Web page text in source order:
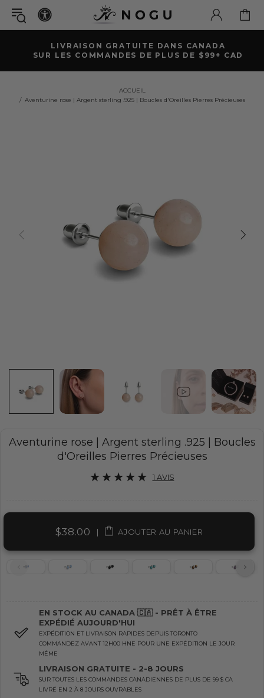
LIVRAISON GRATUITE DANS CANADA
SUR LES COMMANDES DE PLUS DE $99+ CAD
ACCUEIL
Aventurine rose | Argent sterling .925 | Boucles d'Oreilles Pierres Précieuses
Aventurine rose | Argent sterling .925 | Boucles
d'Oreilles Pierres Précieuses
1 AVIS
$38.00 | AJOUTER AU PANIER
EN STOCK AU CANADA 🇨🇦 - PRÊT À ÊTRE
EXPÉDIÉ AUJOURD'HUI
EXPÉDITION ET LIVRAISON RAPIDES DEPUIS TORONTO
COMMANDEZ AVANT 12H00 HNE POUR UNE EXPÉDITION LE JOUR
MÊME
LIVRAISON GRATUITE - 2-8 JOURS
SUR TOUTES LES COMMANDES CANADIENNES DE PLUS DE 99 $ CA
LIVRÉ EN 2 À 8 JOURS OUVRABLES